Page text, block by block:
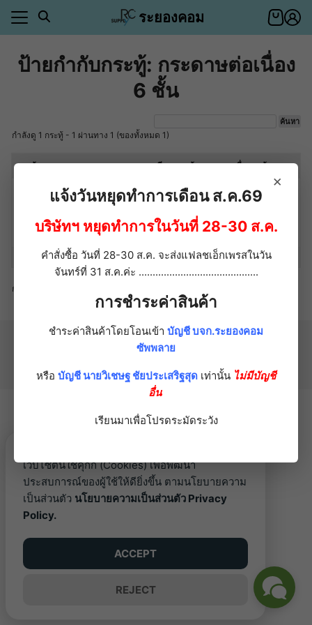
Skip
ระยองคอม
ระเงิน
องคุณ
งคุณ
ป้ายกำกับกระทู้: กระดาษต่อเนื่อง
6 ชั้น
กำลังดู 1 กระทู้ - 1 ผ่านทาง 1 (ของทั้งหมด 1)
กระทู้ เสียง ข้อความ เรื่องสุดท้าย
รบกวนขอไฟล์สำหรับกระดาษ
เริ่มต้นโดย:
ดาวโหลดฟรี ไฟล์ Excel แบบฟอร์มใบวางบิล ใบเสร็จรับเงิน ใบกำกับภาษี
2 2 11 years มาแล้ว
กำลังดู 1 กระทู้ - 1 ผ่านทาง 1 (ของทั้งหมด 1)
©2026 RAYONGCOM.COM. ALL RIGHTS RESERVED.
เว็บไซต์นี้ใช้คุกกี้ (Cookies) เพื่อพัฒนา
ประสบการณ์ของผู้ใช้ให้ดียิ่งขึ้น ตามนโยบายความ
เป็นส่วนตัว นโยบายความเป็นส่วนตัว Privacy
Policy.
ACCEPT
REJECT
×
แจ้งวันหยุดทำการเดือน ส.ค.69
บริษัทฯ หยุดทำการในวันที่ 28-30 ส.ค.
คำสั่งซื้อ วันที่ 28-30 ส.ค. จะส่งแฟลชเอ็กเพรสในวัน
จันทร์ที่ 31 ส.ค.ค่ะ ...........................................
การชำระค่าสินค้า
ชำระค่าสินค้าโดยโอนเข้า บัญชี บจก.ระยองคอม
ซัพพลาย
หรือ บัญชี นายวิเชษฐ ชัยประเสริฐสุด เท่านั้น ไม่มีบัญชี
อื่น
เรียนมาเพื่อโปรดระมัดระวัง